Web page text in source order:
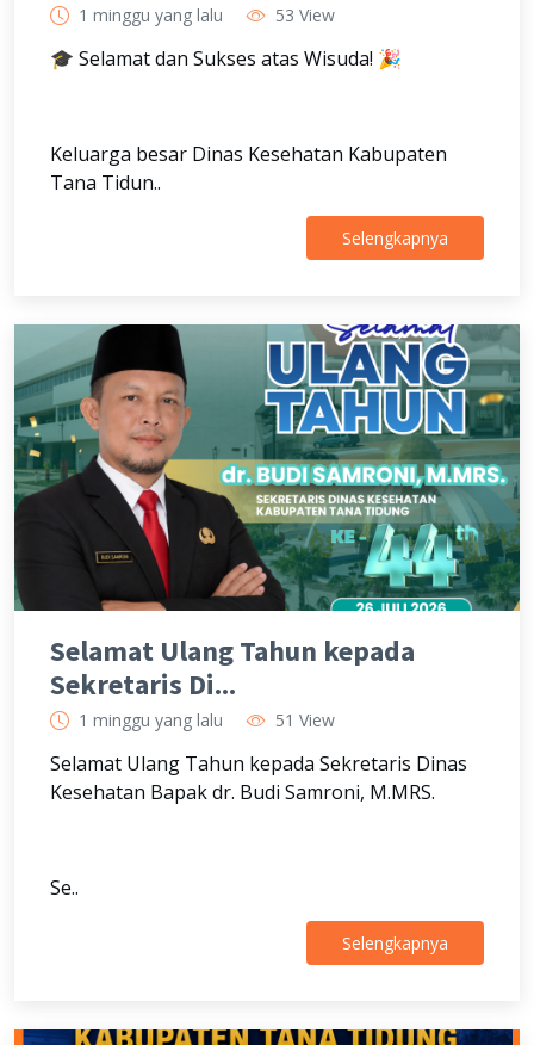
1 minggu yang lalu 53 View
🎓 Selamat dan Sukses atas Wisuda! 🎉
Keluarga besar Dinas Kesehatan Kabupaten
Tana Tidun..
Selengkapnya
Selamat Ulang Tahun kepada
Sekretaris Di...
1 minggu yang lalu 51 View
Selamat Ulang Tahun kepada Sekretaris Dinas
Kesehatan Bapak dr. Budi Samroni, M.MRS.
Se..
Selengkapnya